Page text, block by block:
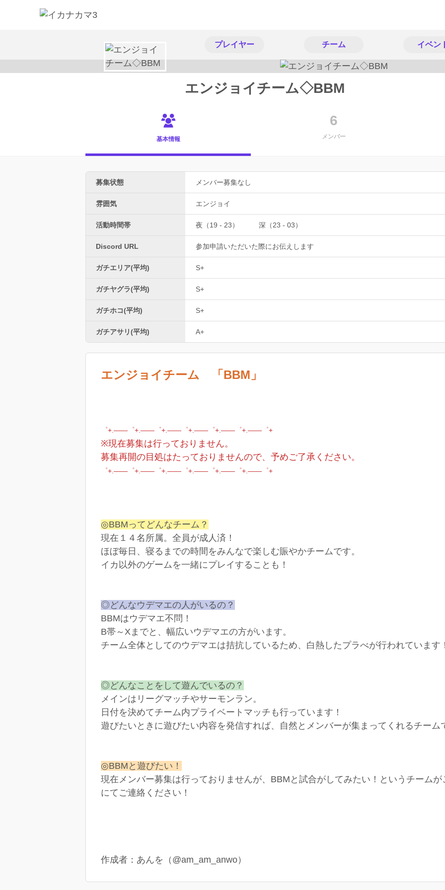
プレイヤー チーム イベン
エンジョイチーム◇BBM
基本情報
6
メンバー
募集状態 メンバー募集なし
雰囲気 エンジョイ
活動時間帯 夜（19 - 23） 深（23 - 03）
Discord URL 参加申請いただいた際にお伝えします
ガチエリア(平均) S+
ガチヤグラ(平均) S+
ガチホコ(平均) S+
ガチアサリ(平均) A+
エンジョイチーム 「BBM」
゜+.――゜+.――゜+.――゜+.――゜+.――゜+.――゜+
※現在募集は行っておりません。
募集再開の目処はたっておりませんので、予めご了承ください。
゜+.――゜+.――゜+.――゜+.――゜+.――゜+.――゜+
◎BBMってどんなチーム？
現在１４名所属。全員が成人済！
ほぼ毎日、寝るまでの時間をみんなで楽しむ賑やかチームです。
イカ以外のゲームを一緒にプレイすることも！
◎どんなウデマエの人がいるの？
BBMはウデマエ不問！
B帯～Xまでと、幅広いウデマエの方がいます。
チーム全体としてのウデマエは拮抗しているため、白熱したプラべが行われています
◎どんなことをして遊んでいるの？
メインはリーグマッチやサーモンラン。
日付を決めてチーム内プライベートマッチも行っています！
遊びたいときに遊びたい内容を発信すれば、自然とメンバーが集まってくれるチーム
◎BBMと遊びたい！
現在メンバー募集は行っておりませんが、BBMと試合がしてみたい！というチーム
にてご連絡ください！
作成者：あんを（@am_am_anwo）